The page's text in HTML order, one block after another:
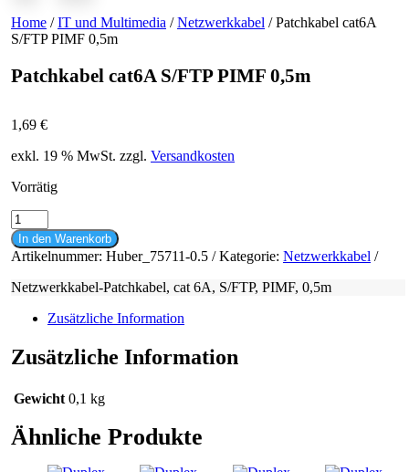
Home /IT und Multimedia /Netzwerkkabel / Patchkabel cat6A
S/FTP PIMF 0,5m
Patchkabel cat6A S/FTP PIMF 0,5m
1,69 €
exkl. 19 % MwSt. zzgl. Versandkosten
Vorrätig
Patchkabel
cat6A
S/FTP
PIMF
0,5m
In den Warenkorb
Artikelnummer: Huber_75711-0.5 Kategorie: Netzwerkkabel
Netzwerkkabel-Patchkabel, cat 6A, S/FTP, PIMF, 0,5m
Zusätzliche Information
Zusätzliche Information
Gewicht 0,1 kg
Ähnliche Produkte